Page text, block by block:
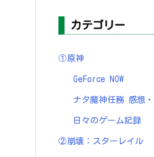
カテゴリー
①原神
GeForce NOW
ナタ魔神任務 感想
日々のゲーム記録
②崩壊：スターレイル